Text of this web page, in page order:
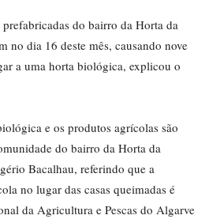
prefabricadas do bairro da Horta da
no dia 16 deste mês, causando nove
a uma horta biológica, explicou o
e os produtos agrícolas são
do bairro da Horta da
Bacalhau, referindo que a
no lugar das casas queimadas é
da Agricultura e Pescas do Algarve